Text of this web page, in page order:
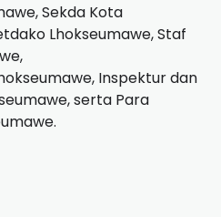
Sekda Kota
Lhokseumawe, Staf
Inspektur dan
serta Para